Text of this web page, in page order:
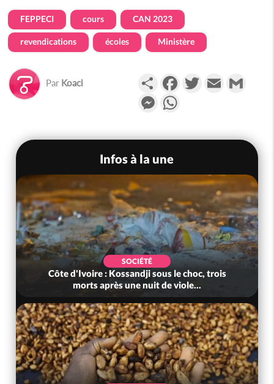
FEPPECI cours CAN 2023
revendications écoles Ministère
Par Koaci PartagerFacebookTwitterEmail
Messenger
Infos à la une
SOCIÉTÉ
Côte d'Ivoire : Kossandji sous le choc, trois
morts après une nuit de viole...